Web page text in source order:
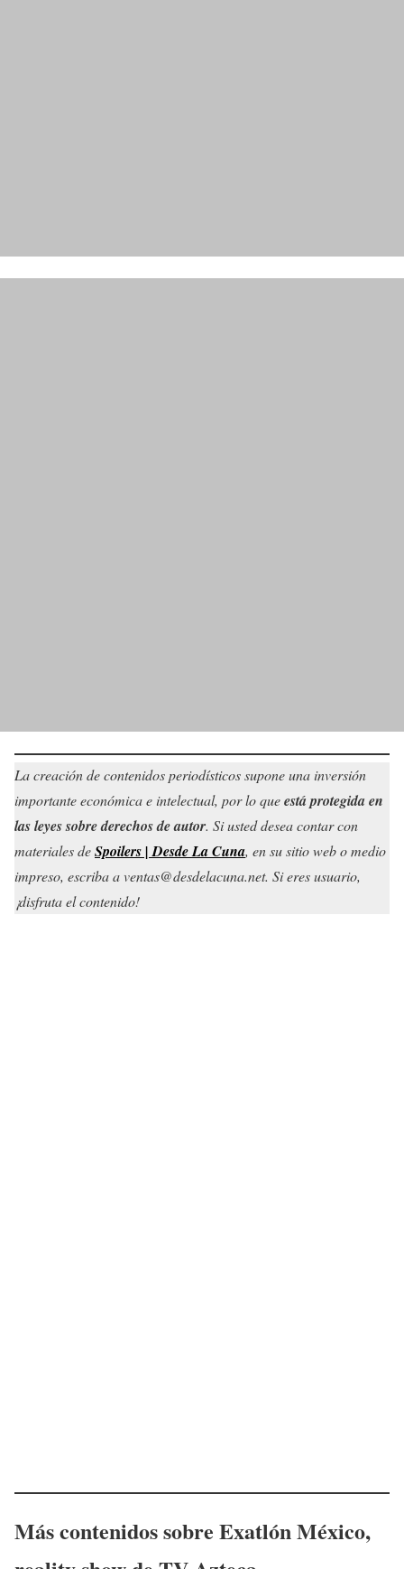
La creación de contenidos periodísticos supone una inversión
importante económica e intelectual, por lo queestá protegida en
las leyes sobre derechos de autor. Si usted desea contar con
materiales deSpoilers | Desde La Cuna, en su sitio web o medio
impreso, escriba a ventas@desdelacuna.net. Si eres usuario,
¡disfruta el contenido!
Más contenidos sobre Exatlón México,